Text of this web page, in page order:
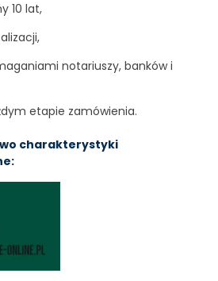
10 lat,
notariuszy, banków i
etapie zamówienia.
charakterystyki